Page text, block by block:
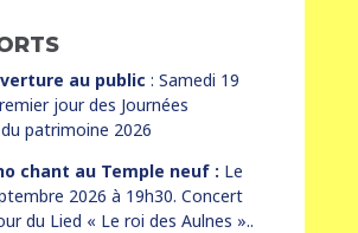
au public : Samedi 19
jour des Journées
patrimoine 2026
chant au Temple neuf : Le
2026 à 19h30. Concert
du Lied « Le roi des Aulnes »..